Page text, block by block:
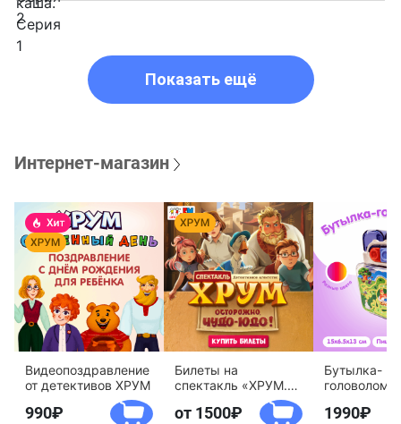
Показать ещё
Интернет-магазин
Видеопоздравление
от детективов ХРУМ
990
Билеты на
спектакль «ХРУМ.
Осторожно, Чудо-
Юдо!»
от 1500
Бутылка-
агентство
1990